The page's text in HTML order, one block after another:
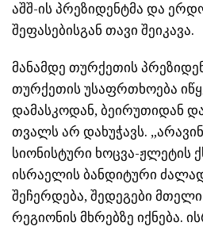
აშშ-ის პრეზიდენტმა და
შეფასებისგან თავი შეიკავა.
მანამდე თურქეთის
თურქეთის უსაფრთხოება
დამასკოდან, ბეირუთიდან
თვალს არ დახუჭავს.
სიონისტური ხოცვა-ჟლეტის
ისრაელის ბანდიტური
შეჩერდება, შედეგები
რეგიონის მხრებზე იქნება.